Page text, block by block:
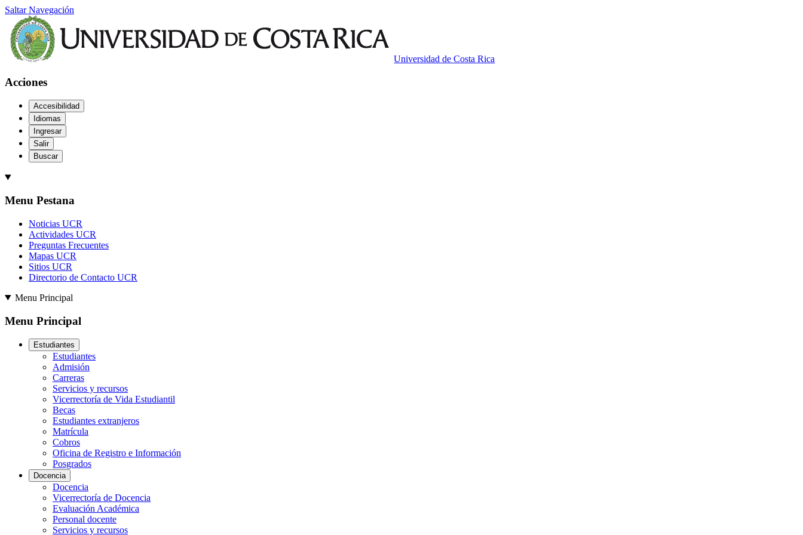
Saltar Navegación
Universidad de Costa Rica
Acciones
Accesibilidad
Idiomas
Ingresar
Salir
Buscar
Menu Pestana
Noticias UCR
Actividades UCR
Preguntas Frecuentes
Mapas UCR
Sitios UCR
Directorio de Contacto UCR
Menu Principal
Menu Principal
Estudiantes
Estudiantes
Admisión
Carreras
Servicios y recursos
Vicerrectoría de Vida Estudiantil
Becas
Estudiantes extranjeros
Matrícula
Cobros
Oficina de Registro e Información
Posgrados
Docencia
Docencia
Vicerrectoría de Docencia
Evaluación Académica
Personal docente
Servicios y recursos